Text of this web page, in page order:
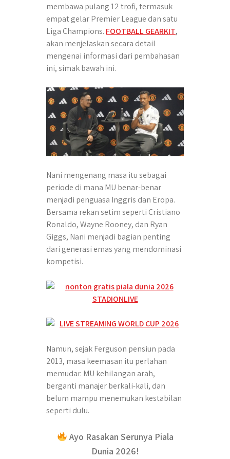
membawa pulang 12 trofi, termasuk
empat gelar Premier League dan satu
Liga Champions. FOOTBALL GEARKIT,
akan menjelaskan secara detail
mengenai informasi dari pembahasan
ini, simak bawah ini.
Nani mengenang masa itu sebagai
periode di mana MU benar-benar
menjadi penguasa Inggris dan Eropa.
Bersama rekan setim seperti Cristiano
Ronaldo, Wayne Rooney, dan Ryan
Giggs, Nani menjadi bagian penting
dari generasi emas yang mendominasi
kompetisi.
Namun, sejak Ferguson pensiun pada
2013, masa keemasan itu perlahan
memudar. MU kehilangan arah,
berganti manajer berkali-kali, dan
belum mampu menemukan kestabilan
seperti dulu.
Ayo Rasakan Serunya Piala
Dunia 2026!